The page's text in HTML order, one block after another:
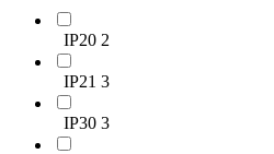
IP20 2
IP21 3
IP30 3